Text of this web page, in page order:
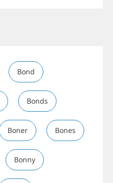
Bond
Bonds
Boner Bones
Bonny